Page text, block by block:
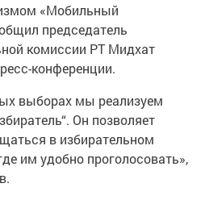
«Мобильный
председатель
комиссии РТ Мидхат
конференции.
выборах мы реализуем
Он позволяет
в избирательном
им удобно проголосовать»,